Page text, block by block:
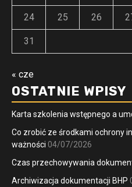
24 25 26
31
« cze
OSTATNIE WPISY
Karta szkolenia wstępnego a
Co zrobić ze środkami ochrony
ważności 04/07/2026
Czas przechowywania
Archiwizacja dokumentacji BHP